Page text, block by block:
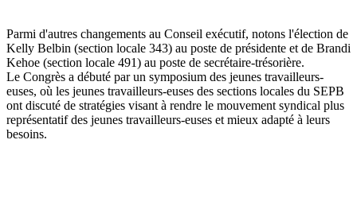
Parmi d'autres changements au Conseil exécutif, notons l'élection de
Kelly Belbin (section locale 343) au poste de présidente et de Brandi
Kehoe (section locale 491) au poste de secrétaire-trésorière.
Le Congrès a débuté par un symposium des jeunes travailleurs-
euses, où les jeunes travailleurs-euses des sections locales du SEPB
ont discuté de stratégies visant à rendre le mouvement syndical plus
représentatif des jeunes travailleurs-euses et mieux adapté à leurs
besoins.